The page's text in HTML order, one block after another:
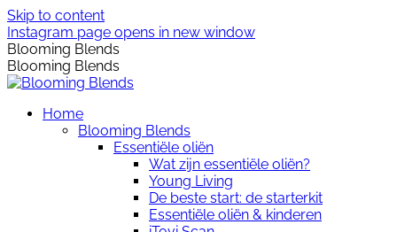
Skip to content
Instagram page opens in new window
Blooming Blends
Blooming Blends
Home
Blooming Blends
Essentiële oliën
Wat zijn essentiële oliën?
Young Living
De beste start: de starterkit
Essentiële oliën & kinderen